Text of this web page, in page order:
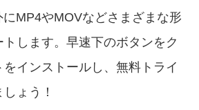
MP4やMOVなどさまざまな形
します。早速下のボタンをク
をインストールし、無料トライ
ょう！